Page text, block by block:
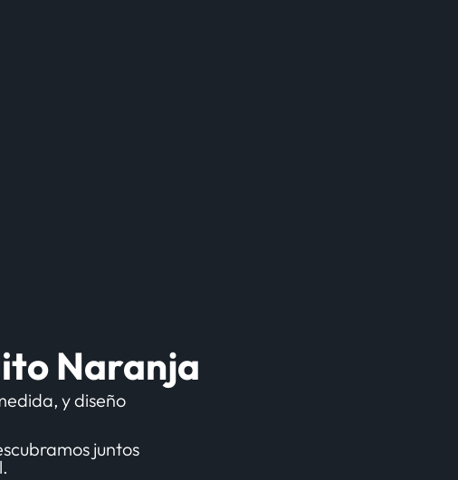
Naranja
y diseño
juntos